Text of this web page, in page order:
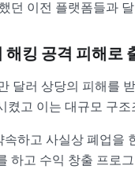
던 이전 플랫폼들과
킹 공격 피해로
달러 상당의 피해를
켰고 이는 대규모 구
하고 사실상 폐업을
하고 수익 창출 프로